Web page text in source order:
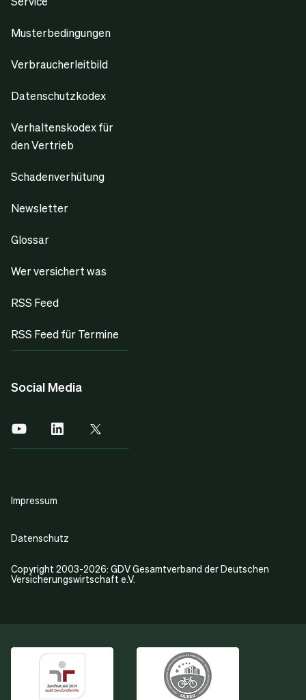
Musterbedingungen
Verbraucherleitbild
Datenschutzkodex
Verhaltenskodex für
den Vertrieb
Schadenverhütung
Newsletter
Glossar
Wer versichert was
RSS Feed
RSS Feed für Termine
Social Media
Copyright 2003-2026: GDV Gesamtverband der Deutschen
Versicherungswirtschaft e.V.
Impressum
Datenschutz